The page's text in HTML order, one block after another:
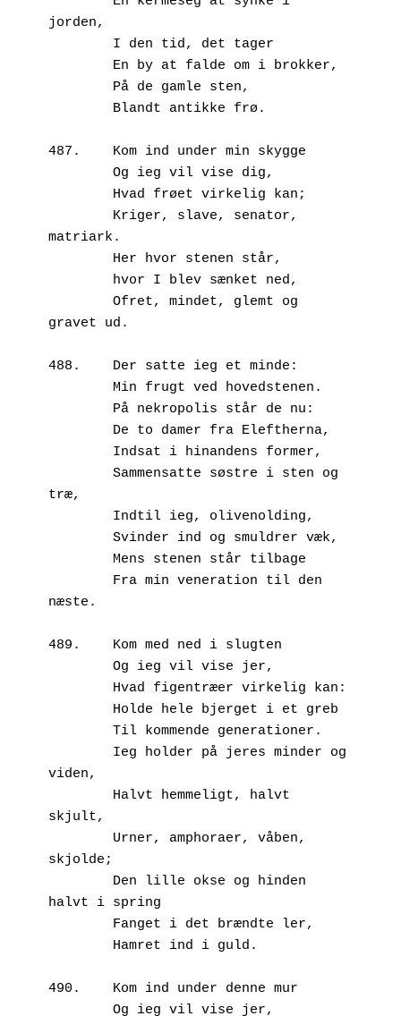
jorden,
        I den tid, det tager
        En by at falde om i brokker,
        På de gamle sten,
        Blandt antikke frø.
487.	Kom ind under min skygge
        Og ieg vil vise dig,
        Hvad frøet virkelig kan;
matriark.
        Her hvor stenen står,
        hvor I blev sænket ned,
gravet ud.
488.	Der satte ieg et minde:
        Min frugt ved hovedstenen.
        På nekropolis står de nu:
        De to damer fra Eleftherna,
        Indsat i hinandens former,
træ,
        Indtil ieg, olivenolding,
        Svinder ind og smuldrer væk,
        Mens stenen står tilbage
næste.
489.	Kom med ned i slugten
        Og ieg vil vise jer,
        Hvad figentræer virkelig kan:
        Holde hele bjerget i et greb
        Til kommende generationer.
viden,
skjult,
skjolde;
halvt i spring
        Fanget i det brændte ler,
        Hamret ind i guld.
490.	Kom ind under denne mur
        Og ieg vil vise jer,